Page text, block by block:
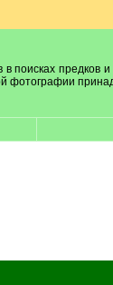
предков и
фотографии